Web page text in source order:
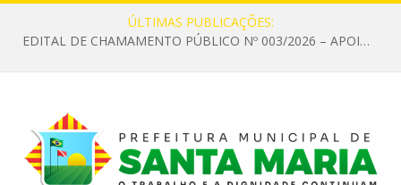
ÚLTIMAS PUBLICAÇÕES:
EDITAL DE CHAMAMENTO PÚBLICO Nº 003/2026 – APOIO À INFRAESTRUTURA CULTURAL